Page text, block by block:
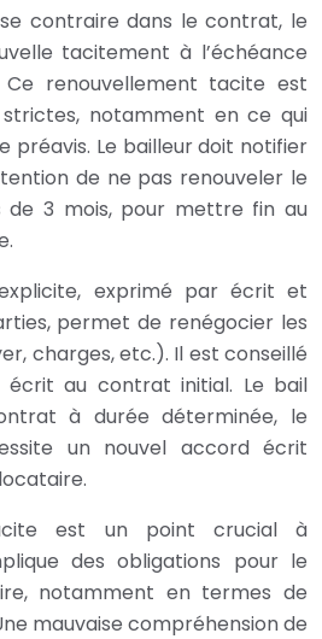
contraire dans le contrat, le
tacitement à l’échéance
renouvellement tacite est
notamment en ce qui
préavis. Le bailleur doit notifier
de ne pas renouveler le
de 3 mois, pour mettre fin au
exprimé par écrit et
permet de renégocier les
charges, etc.). Il est conseillé
écrit au contrat initial. Le bail
à durée déterminée, le
un nouvel accord écrit
est un point crucial à
des obligations pour le
notamment en termes de
mauvaise compréhension de